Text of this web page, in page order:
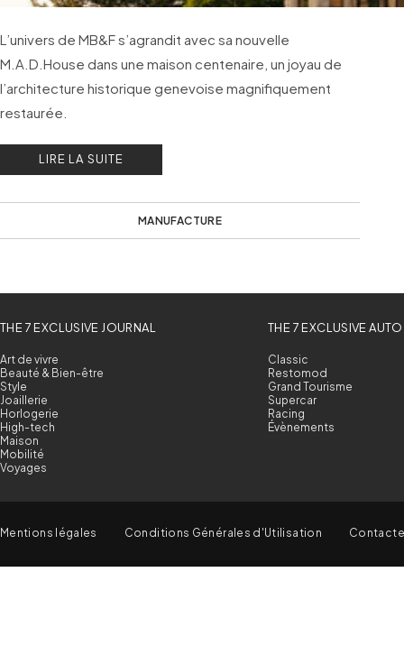
L’univers de MB&F s’agrandit avec sa nouvelle
M.A.D.House dans une maison centenaire, un joyau de
l’architecture historique genevoise magnifiquement
restaurée.
LIRE LA SUITE
MANUFACTURE
THE 7 EXCLUSIVE JOURNAL
Art de vivre
Beauté & Bien-être
Style
Joaillerie
Horlogerie
High-tech
Maison
Mobilité
Voyages
THE 7 EXCLUSIVE AUTO
Classic
Restomod
Grand Tourisme
Supercar
Racing
Évènements
Mentions légales Conditions Générales d'Utilisation